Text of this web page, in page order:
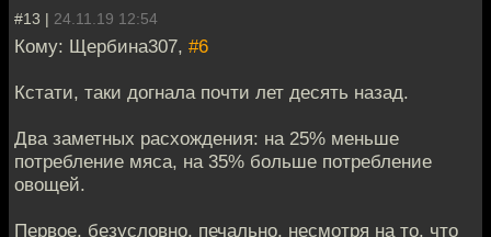
#13 | 24.11.19 12:54
Кому: Щербина307, #6
Кстати, таки догнала почти лет десять назад.
Два заметных расхождения: на 25% меньше
потребление мяса, на 35% больше потребление
овощей.
Первое, безусловно, печально, несмотря на то, что